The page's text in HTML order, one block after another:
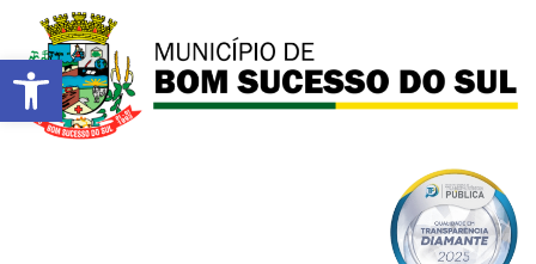
Barra de Ferramentas